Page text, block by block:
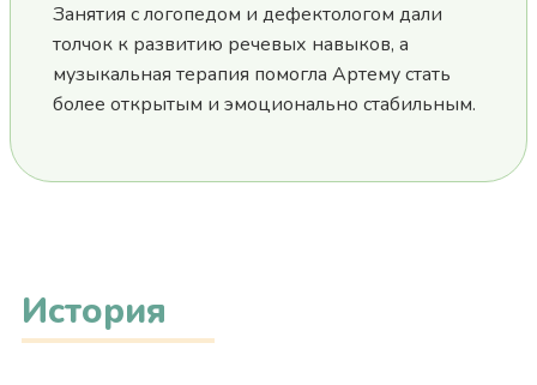
Занятия с логопедом и дефектологом дали
толчок к развитию речевых навыков, а
музыкальная терапия помогла Артему стать
более открытым и эмоционально стабильным.
История